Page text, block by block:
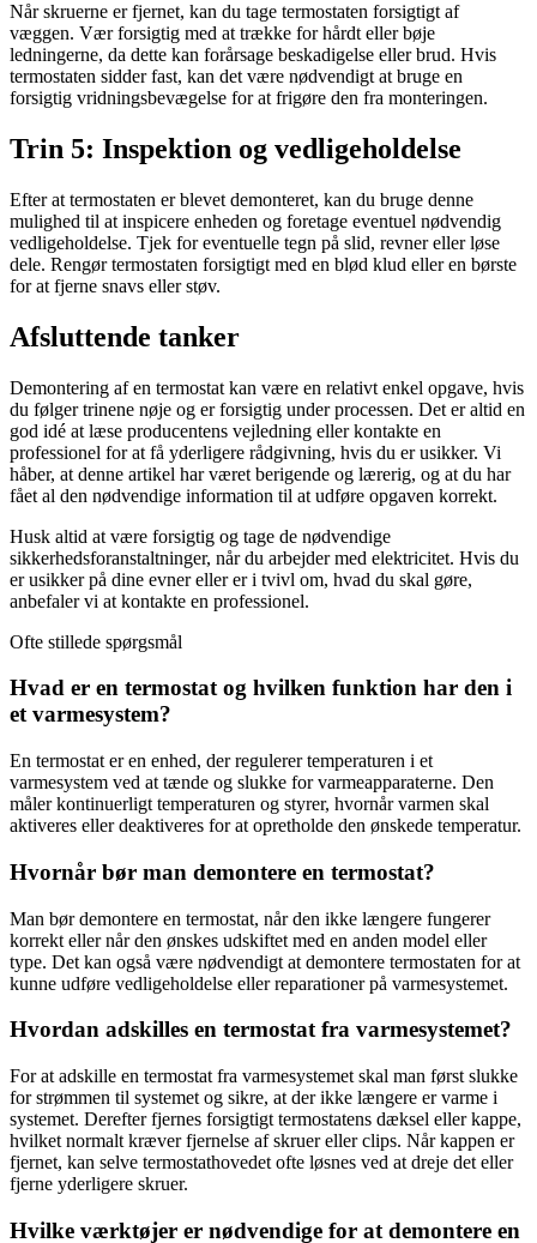
Når skruerne er fjernet, kan du tage termostaten forsigtigt af
væggen. Vær forsigtig med at trække for hårdt eller bøje
ledningerne, da dette kan forårsage beskadigelse eller brud. Hvis
termostaten sidder fast, kan det være nødvendigt at bruge en
forsigtig vridningsbevægelse for at frigøre den fra monteringen.
Trin 5: Inspektion og vedligeholdelse
Efter at termostaten er blevet demonteret, kan du bruge denne
mulighed til at inspicere enheden og foretage eventuel nødvendig
vedligeholdelse. Tjek for eventuelle tegn på slid, revner eller løse
dele. Rengør termostaten forsigtigt med en blød klud eller en børste
for at fjerne snavs eller støv.
Afsluttende tanker
Demontering af en termostat kan være en relativt enkel opgave, hvis
du følger trinene nøje og er forsigtig under processen. Det er altid en
god idé at læse producentens vejledning eller kontakte en
professionel for at få yderligere rådgivning, hvis du er usikker. Vi
håber, at denne artikel har været berigende og lærerig, og at du har
fået al den nødvendige information til at udføre opgaven korrekt.
Husk altid at være forsigtig og tage de nødvendige
sikkerhedsforanstaltninger, når du arbejder med elektricitet. Hvis du
er usikker på dine evner eller er i tvivl om, hvad du skal gøre,
anbefaler vi at kontakte en professionel.
Ofte stillede spørgsmål
Hvad er en termostat og hvilken funktion har den i
et varmesystem?
En termostat er en enhed, der regulerer temperaturen i et
varmesystem ved at tænde og slukke for varmeapparaterne. Den
måler kontinuerligt temperaturen og styrer, hvornår varmen skal
aktiveres eller deaktiveres for at opretholde den ønskede temperatur.
Hvornår bør man demontere en termostat?
Man bør demontere en termostat, når den ikke længere fungerer
korrekt eller når den ønskes udskiftet med en anden model eller
type. Det kan også være nødvendigt at demontere termostaten for at
kunne udføre vedligeholdelse eller reparationer på varmesystemet.
Hvordan adskilles en termostat fra varmesystemet?
For at adskille en termostat fra varmesystemet skal man først slukke
for strømmen til systemet og sikre, at der ikke længere er varme i
systemet. Derefter fjernes forsigtigt termostatens dæksel eller kappe,
hvilket normalt kræver fjernelse af skruer eller clips. Når kappen er
fjernet, kan selve termostathovedet ofte løsnes ved at dreje det eller
fjerne yderligere skruer.
Hvilke værktøjer er nødvendige for at demontere en